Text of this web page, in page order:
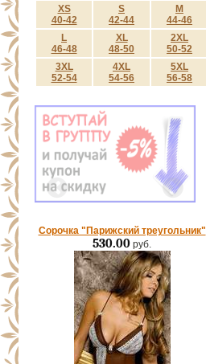
XS
40-42
S
42-44
M
44-46
L
46-48
XL
48-50
2XL
50-52
3XL
52-54
4XL
54-56
5XL
56-58
Сорочка "Парижский треугольник"
530.00 руб.